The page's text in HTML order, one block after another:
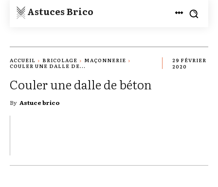
Astuces Brico
ACCUEIL BRICOLAGE
MAÇONNERIE
COULER UNE DALLE DE...
29 FÉVRIER
2020
Couler une dalle de béton
By Astuce brico